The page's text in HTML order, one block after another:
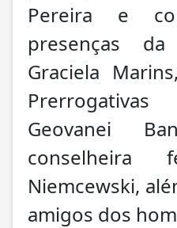
Pereira e
presenças da
Graciela
Geovanei
conselheira
Niemcewski,
amigos dos